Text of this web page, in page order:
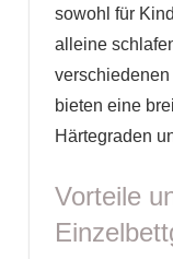
sowohl für
alleine
bieten eine
Härtegraden
Vorteile